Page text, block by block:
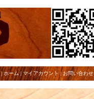
|ホーム|マイアカウント | お問い合わせ